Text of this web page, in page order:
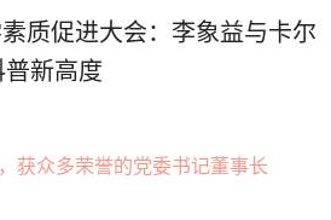
质促进大会：李象益与卡尔
普新高度